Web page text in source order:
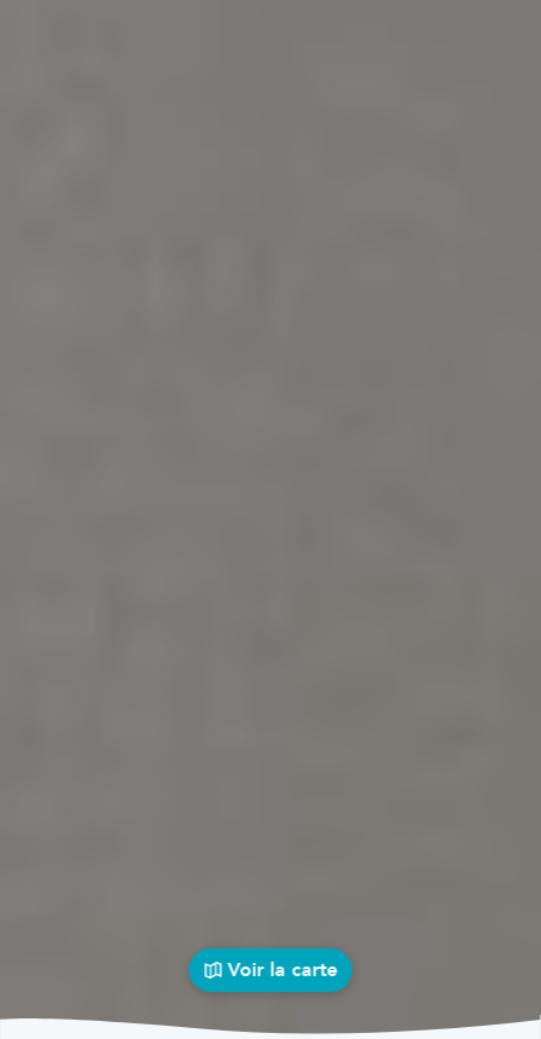
Voir la carte